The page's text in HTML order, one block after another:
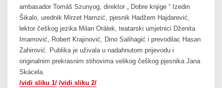
ambasador Tomáš Szunyog, direktor „ Dobre knjige “ Izedin
Šikalo, urednik Mirzet Hamzić, pjesnik Hadžem Hajdarević,
lektor češkog jezika Milan Orálek, teatarski umjetnici Dženita
Imamović, Robert Krajinović, Dino Salihagić i prevodilac Hasan
Zahirović. Publika je uživala u nadahnutom prijevodu i
originalnim prekrasnim stihovima velikog češkog pjesnika Jana
Skácela.
/vidi sliku 1/ /vidi sliku 2/